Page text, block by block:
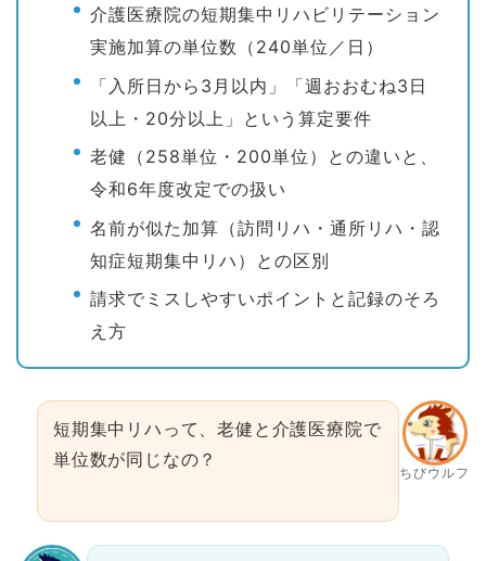
介護医療院の短期集中リハビリテーション
実施加算の単位数（240単位／日）
「入所日から3月以内」「週おおむね3日
以上・20分以上」という算定要件
老健（258単位・200単位）との違いと、
令和6年度改定での扱い
名前が似た加算（訪問リハ・通所リハ・認
知症短期集中リハ）との区別
請求でミスしやすいポイントと記録のそろ
え方
ちびウルフ
短期集中リハって、老健と介護医療院で
単位数が同じなの？